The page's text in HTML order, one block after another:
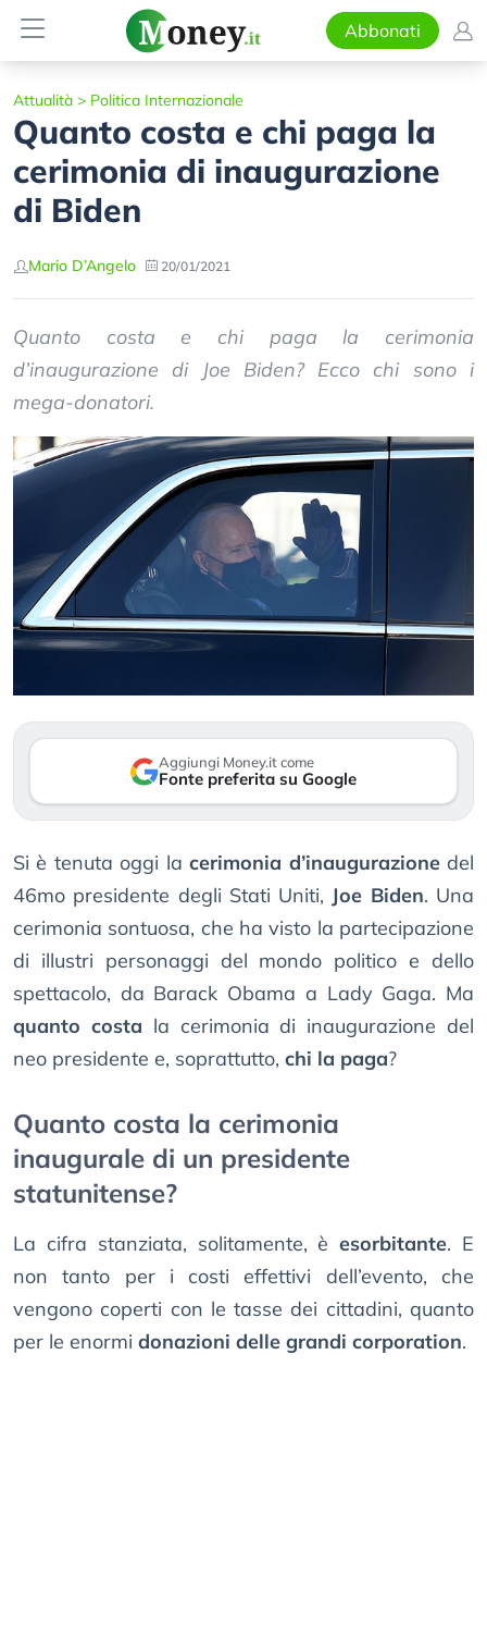
Abbonati
Attualità > Politica Internazionale
Quanto costa e chi paga la
cerimonia di inaugurazione
di Biden
Mario D’Angelo 20/01/2021
Quanto costa e chi paga la cerimonia
d’inaugurazione di Joe Biden? Ecco chi sono i
mega-donatori.
Aggiungi Money.it come
Fonte preferita su Google
Si è tenuta oggi lacerimonia d’inaugurazionedel
46mo presidente degli Stati Uniti, Joe Biden. Una
cerimonia sontuosa, che ha visto la partecipazione
di illustri personaggi del mondo politico e dello
spettacolo, da Barack Obama a Lady Gaga. Ma
quanto costa la cerimonia di inaugurazione del
neo presidente e, soprattutto, chi la paga?
Quanto costa la cerimonia
inaugurale di un presidente
statunitense?
La cifra stanziata, solitamente, èesorbitante. E
non tanto per i costi effettivi dell’evento, che
vengono coperti con le tasse dei cittadini, quanto
per le enormi donazioni delle grandi corporation.